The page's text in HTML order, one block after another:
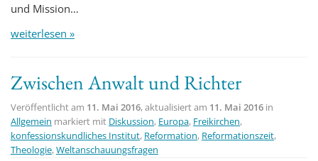
und Mission…
weiterlesen »
Zwischen Anwalt und Richter
Veröffentlicht am 11. Mai 2016, aktualisiert am 11. Mai 2016 in
Allgemein markiert mit Diskussion, Europa, Freikirchen,
konfessionskundliches Institut, Reformation, Reformationszeit,
Theologie,Weltanschauungsfragen